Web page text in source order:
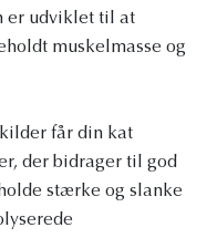
er udviklet til at
muskelmasse og
får din kat
der bidrager til god
stærke og slanke